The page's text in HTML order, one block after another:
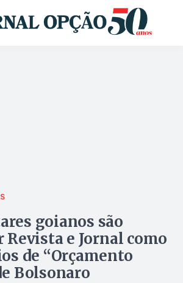
goianos são
Revista e Jornal como
de “Orçamento
Bolsonaro